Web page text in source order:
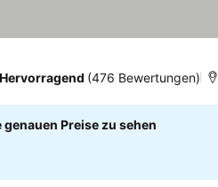
(476 Bewertungen)
Preise zu sehen